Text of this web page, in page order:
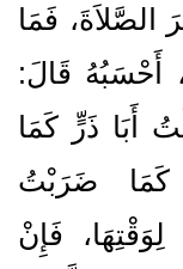
الصَّلاَةَ، فَمَا
قَالَ‏:‏
أَبَا ذَرٍّ كَمَا
ضَرَبْتُ
فَإِنْ